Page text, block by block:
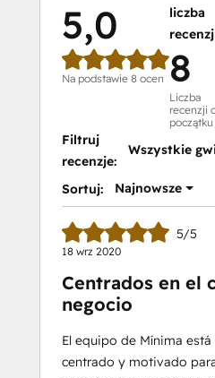
5,0
Na podstawie 8 ocen
liczba
8
Liczba
recenzji
początku
Filtruj
recenzje:
Wszystkie
Sortuj: Najnowsze
5/5
18 wrz 2020
Centrados en el
negocio
El equipo de Mínima
centrado y motivado